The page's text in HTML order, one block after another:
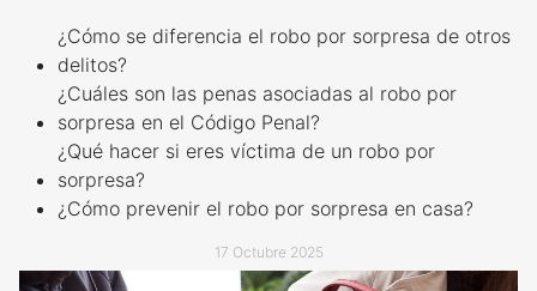
ADOLESCENTES
ALARMAS PARA NIÑOS
ALARMA PARA MASCOTAS
CÁMARA DE SEGURIDAD
INTERIOR
CONTROL DE ACCESOS
CONTROL DE ACCESO
SERVICIO CONFÍA
¿Cómo se diferencia el robo por sorpresa de otros
delitos?
¿Cuáles son las penas asociadas al robo por
sorpresa en el Código Penal?
¿Qué hacer si eres víctima de un robo por
sorpresa?
¿Cómo prevenir el robo por sorpresa en casa?
17 Octubre 2025